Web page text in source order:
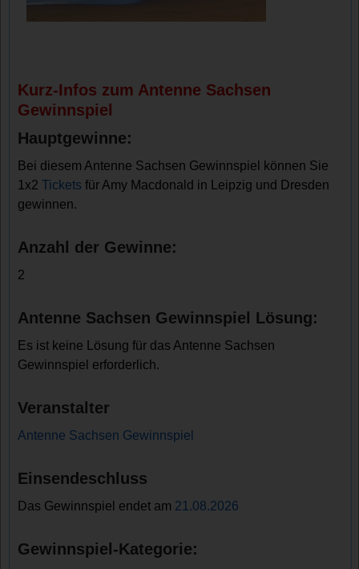
Kurz-Infos zum Antenne Sachsen
Gewinnspiel
Hauptgewinne:
Bei diesem Antenne Sachsen Gewinnspiel können Sie
1x2Tickets für Amy Macdonald in Leipzig und Dresden
gewinnen.
Anzahl der Gewinne:
2
Antenne Sachsen Gewinnspiel Lösung:
Es ist keine Lösung für das Antenne Sachsen
Gewinnspiel erforderlich.
Veranstalter
Antenne Sachsen Gewinnspiel
Einsendeschluss
Das Gewinnspiel endet am 21.08.2026
Gewinnspiel-Kategorie: